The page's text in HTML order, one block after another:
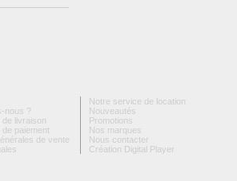
nous ?
de livraison
paiement
de vente
Notre service de location
Nouveautés
Promotions
Nos marques
Nous contacter
Création Digital Player